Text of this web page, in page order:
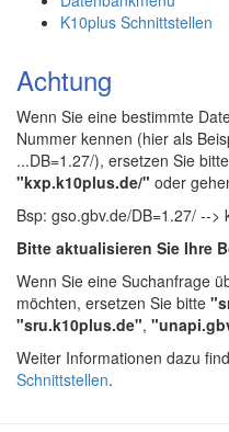
K10plus Schnittstellen
Achtung
Wenn Sie eine bestimmte
Nummer kennen (hier als
...DB=1.27/), ersetzen Sie
"kxp.k10plus.de/" oder
Bsp: gso.gbv.de/DB=1.27/ -->
Bitte aktualisieren Sie Ihre
Wenn Sie eine Suchanfrage
möchten, ersetzen Sie bitte
"sru.k10plus.de",
Weiter Informationen dazu
Schnittstellen.